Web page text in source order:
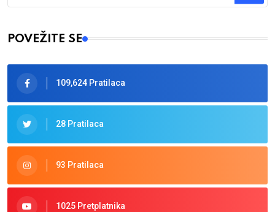
Type 2 or more characters for results.
POVEŽITE SE
109,624 Pratilaca
28 Pratilaca
93 Pratilaca
1025 Pretplatnika